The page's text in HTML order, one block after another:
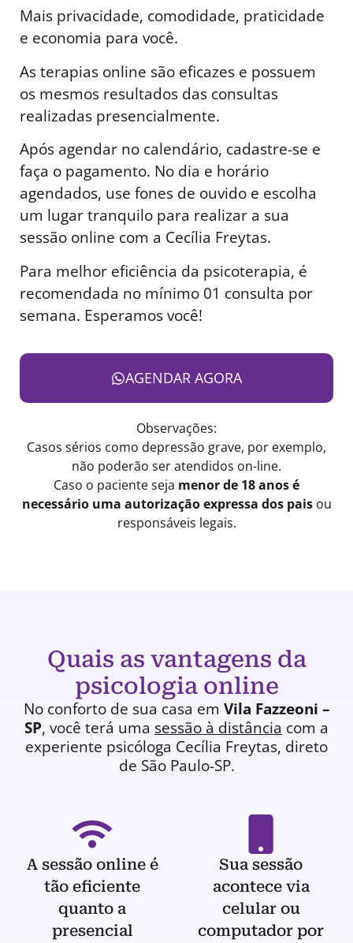
Mais privacidade, comodidade, praticidade
e economia para você.
As terapias online são eficazes e possuem
os mesmos resultados das consultas
realizadas presencialmente.
Após agendar no calendário, cadastre-se e
faça o pagamento. No dia e horário
agendados, use fones de ouvido e escolha
um lugar tranquilo para realizar a sua
sessão online com a Cecília Freytas.
Para melhor eficiência da psicoterapia, é
recomendada no mínimo 01 consulta por
semana. Esperamos você!
AGENDAR AGORA
Observações:
Casos sérios como depressão grave, por exemplo,
não poderão ser atendidos on-line.
Caso o paciente seja menor de 18 anos é
necessário uma autorização expressa dos paisou
responsáveis legais.
Quais as vantagens da
psicologia online
No conforto de sua casa em Vila Fazzeoni –
SP, você terá uma sessão à distância com a
experiente psicóloga Cecília Freytas, direto
de São Paulo-SP.
A sessão online é
tão eficiente
quanto a
presencial
Sua sessão
acontece via
celular ou
computador por